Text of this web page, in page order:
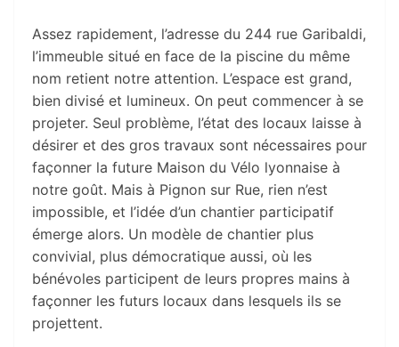
Assez rapidement, l’adresse du 244 rue Garibaldi,
l’immeuble situé en face de la piscine du même
nom retient notre attention. L’espace est grand,
bien divisé et lumineux. On peut commencer à se
projeter. Seul problème, l’état des locaux laisse à
désirer et des gros travaux sont nécessaires pour
façonner la future Maison du Vélo lyonnaise à
notre goût. Mais à Pignon sur Rue, rien n’est
impossible, et l’idée d’un chantier participatif
émerge alors. Un modèle de chantier plus
convivial, plus démocratique aussi, où les
bénévoles participent de leurs propres mains à
façonner les futurs locaux dans lesquels ils se
projettent.